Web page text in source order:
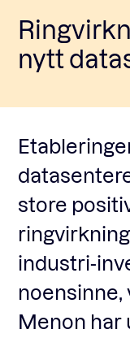
Nyheter
English
POPULÆRE SØK:
Våre viktigste
Ansatte
Fagforum
nytt
store
industri-
noensinne,
Menon har